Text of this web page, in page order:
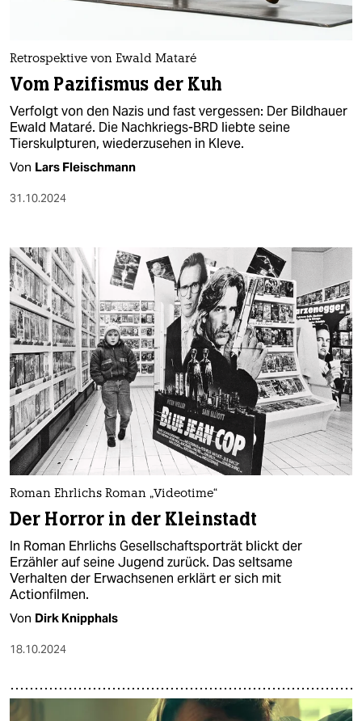
Retrospektive von Ewald Mataré
Vom Pazifismus der Kuh
Verfolgt von den Nazis und fast vergessen: Der Bildhauer
Ewald Mataré. Die Nachkriegs-BRD liebte seine
Tierskulpturen, wiederzusehen in Kleve.
Von Lars Fleischmann
31.10.2024
Roman Ehrlichs Roman „Videotime“
Der Horror in der Kleinstadt
In Roman Ehrlichs Gesellschaftsporträt blickt der
Erzähler auf seine Jugend zurück. Das seltsame
Verhalten der Erwachsenen erklärt er sich mit
Actionfilmen.
Von Dirk Knipphals
18.10.2024